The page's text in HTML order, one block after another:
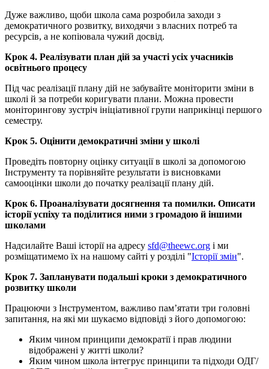
Дуже важливо, щоби школа сама розробила заходи з
демократичного розвитку, виходячи з власних потреб та
ресурсів, а не копіювала чужий досвід.
Крок 4. Реалізувати план дій за участі усіх учасників
освітнього процесу
Під час реалізації плану дій не забувайте моніторити зміни в
школі й за потреби коригувати плани. Можна провести
моніторингову зустріч ініціативної групи наприкінці першого
семестру.
Крок 5. Оцінити демократичні зміни у школі
Проведіть повторну оцінку ситуації в школі за допомогою
Інструменту та порівняйте результати із висновками
самооцінки школи до початку реалізації плану дій.
Крок 6. Проаналізувати досягнення та помилки. Описати
історії успіху та поділитися ними з громадою й іншими
школами
Надсилайте Ваші історії на адресу sfd@theewc.org і ми
розміщатимемо їх на нашому сайті у розділі "Історії змін".
Крок 7. Запланувати подальші кроки з демократичного
розвитку школи
Працюючи з Інструментом, важливо пам’ятати три головні
запитання, на які ми шукаємо відповіді з його допомогою:
Яким чином принципи демократії і прав людини
відображені у житті школи?
Яким чином школа інтегрує принципи та підходи ОДГ/